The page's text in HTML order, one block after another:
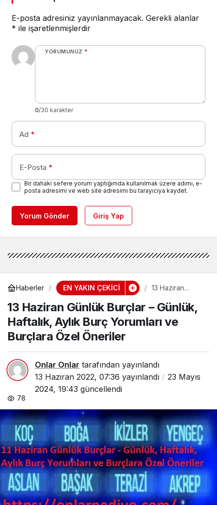
E-posta adresiniz yayınlanmayacak. Gerekli alanlar
* ile işaretlenmişlerdir
YORUMUNUZ *
0/30 karakter
Ad *
E-Posta *
Bir dahaki sefere yorum yaptığımda kullanılmak üzere adımı, e-
posta adresimi ve web site adresimi bu tarayıcıya kaydet.
Yorum Gönder Giriş Yap
Haberler EN YAKIN ÇEKİCİ
13 Haziran
Günlük, Haftalık,
Aylık Burç
Yorumları ve
13 Haziran Günlük Burçlar – Günlük,
Haftalık, Aylık Burç Yorumları ve
Burçlara Özel Öneriler
Onlar Onlar tarafından yayınlandı
13 Haziran 2022, 07:36 yayınlandı
23 Mayıs
2024, 19:43 güncellendi
78